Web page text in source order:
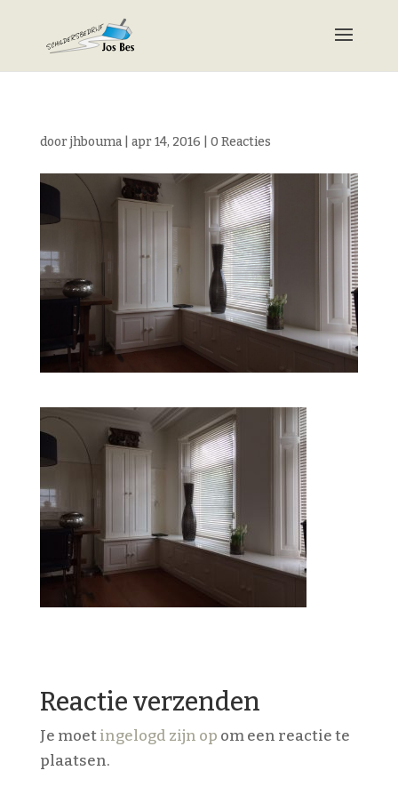
doorjhbouma| apr 14, 2016 0 Reacties
Reactie verzenden
Je moetingelogd zijn op om een reactie te
plaatsen.